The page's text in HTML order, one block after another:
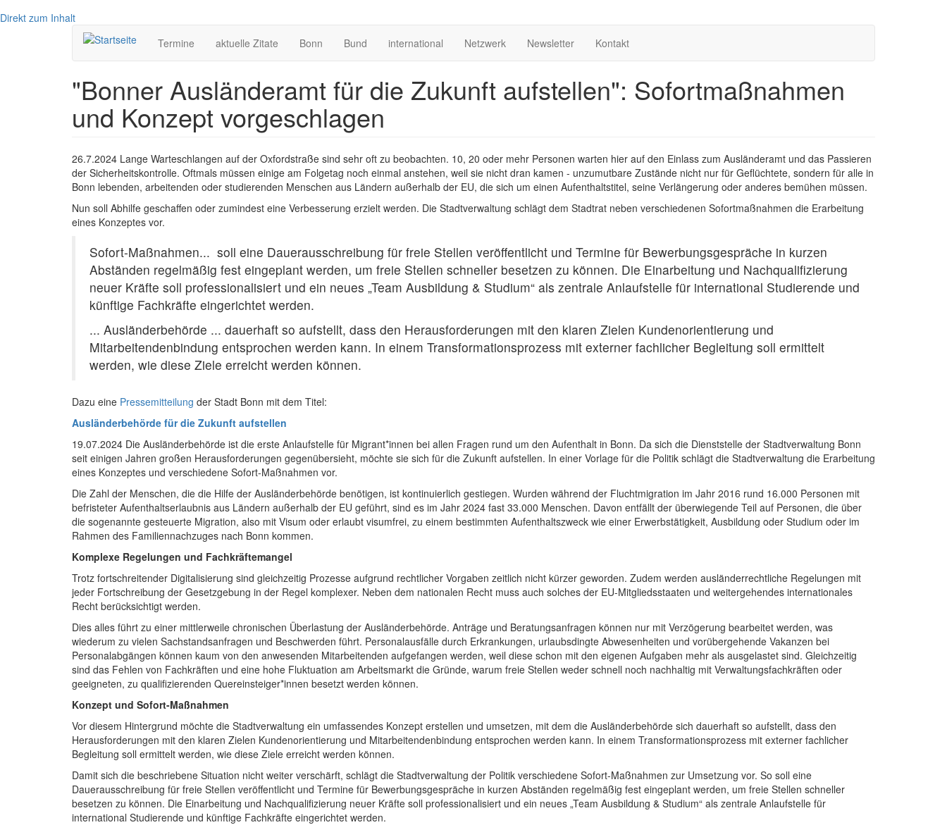
Direkt zum Inhalt
Hauptnavigation
Termine aktuelle Zitate Bonn Bund international Netzwerk Newsletter Kontakt
"Bonner Ausländeramt für die Zukunft aufstellen": Sofortmaßnahmen
und Konzept vorgeschlagen
26.7.2024 Lange Warteschlangen auf der Oxfordstraße sind sehr oft zu beobachten. 10, 20 oder mehr Personen warten hier auf den Einlass zum Ausländeramt und das Passieren
der Sicherheitskontrolle. Oftmals müssen einige am Folgetag noch einmal anstehen, weil sie nicht dran kamen - unzumutbare Zustände nicht nur für Geflüchtete, sondern für alle in
Bonn lebenden, arbeitenden oder studierenden Menschen aus Ländern außerhalb der EU, die sich um einen Aufenthaltstitel, seine Verlängerung oder anderes bemühen müssen.
Nun soll Abhilfe geschaffen oder zumindest eine Verbesserung erzielt werden. Die Stadtverwaltung schlägt dem Stadtrat neben verschiedenen Sofortmaßnahmen die Erarbeitung
eines Konzeptes vor.
Sofort-Maßnahmen... soll eine Dauerausschreibung für freie Stellen veröffentlicht und Termine für Bewerbungsgespräche in kurzen
Abständen regelmäßig fest eingeplant werden, um freie Stellen schneller besetzen zu können. Die Einarbeitung und Nachqualifizierung
neuer Kräfte soll professionalisiert und ein neues „Team Ausbildung & Studium“ als zentrale Anlaufstelle für international Studierende und
künftige Fachkräfte eingerichtet werden.
... Ausländerbehörde ... dauerhaft so aufstellt, dass den Herausforderungen mit den klaren Zielen Kundenorientierung und
Mitarbeitendenbindung entsprochen werden kann. In einem Transformationsprozess mit externer fachlicher Begleitung soll ermittelt
werden, wie diese Ziele erreicht werden können.
Dazu eine Pressemitteilung der Stadt Bonn mit dem Titel:
Ausländerbehörde für die Zukunft aufstellen
19.07.2024 Die Ausländerbehörde ist die erste Anlaufstelle für Migrant*innen bei allen Fragen rund um den Aufenthalt in Bonn. Da sich die Dienststelle der Stadtverwaltung Bonn
seit einigen Jahren großen Herausforderungen gegenübersieht, möchte sie sich für die Zukunft aufstellen. In einer Vorlage für die Politik schlägt die Stadtverwaltung die Erarbeitung
eines Konzeptes und verschiedene Sofort-Maßnahmen vor.
Die Zahl der Menschen, die die Hilfe der Ausländerbehörde benötigen, ist kontinuierlich gestiegen. Wurden während der Fluchtmigration im Jahr 2016 rund 16.000 Personen mit
befristeter Aufenthaltserlaubnis aus Ländern außerhalb der EU geführt, sind es im Jahr 2024 fast 33.000 Menschen. Davon entfällt der überwiegende Teil auf Personen, die über
die sogenannte gesteuerte Migration, also mit Visum oder erlaubt visumfrei, zu einem bestimmten Aufenthaltszweck wie einer Erwerbstätigkeit, Ausbildung oder Studium oder im
Rahmen des Familiennachzuges nach Bonn kommen.
Komplexe Regelungen und Fachkräftemangel
Trotz fortschreitender Digitalisierung sind gleichzeitig Prozesse aufgrund rechtlicher Vorgaben zeitlich nicht kürzer geworden. Zudem werden ausländerrechtliche Regelungen mit
jeder Fortschreibung der Gesetzgebung in der Regel komplexer. Neben dem nationalen Recht muss auch solches der EU-Mitgliedsstaaten und weitergehendes internationales
Recht berücksichtigt werden.
Dies alles führt zu einer mittlerweile chronischen Überlastung der Ausländerbehörde. Anträge und Beratungsanfragen können nur mit Verzögerung bearbeitet werden, was
wiederum zu vielen Sachstandsanfragen und Beschwerden führt. Personalausfälle durch Erkrankungen, urlaubsdingte Abwesenheiten und vorübergehende Vakanzen bei
Personalabgängen können kaum von den anwesenden Mitarbeitenden aufgefangen werden, weil diese schon mit den eigenen Aufgaben mehr als ausgelastet sind. Gleichzeitig
sind das Fehlen von Fachkräften und eine hohe Fluktuation am Arbeitsmarkt die Gründe, warum freie Stellen weder schnell noch nachhaltig mit Verwaltungsfachkräften oder
geeigneten, zu qualifizierenden Quereinsteiger*innen besetzt werden können.
Konzept und Sofort-Maßnahmen
Vor diesem Hintergrund möchte die Stadtverwaltung ein umfassendes Konzept erstellen und umsetzen, mit dem die Ausländerbehörde sich dauerhaft so aufstellt, dass den
Herausforderungen mit den klaren Zielen Kundenorientierung und Mitarbeitendenbindung entsprochen werden kann. In einem Transformationsprozess mit externer fachlicher
Begleitung soll ermittelt werden, wie diese Ziele erreicht werden können.
Damit sich die beschriebene Situation nicht weiter verschärft, schlägt die Stadtverwaltung der Politik verschiedene Sofort-Maßnahmen zur Umsetzung vor. So soll eine
Dauerausschreibung für freie Stellen veröffentlicht und Termine für Bewerbungsgespräche in kurzen Abständen regelmäßig fest eingeplant werden, um freie Stellen schneller
besetzen zu können. Die Einarbeitung und Nachqualifizierung neuer Kräfte soll professionalisiert und ein neues „Team Ausbildung & Studium“ als zentrale Anlaufstelle für
international Studierende und künftige Fachkräfte eingerichtet werden.